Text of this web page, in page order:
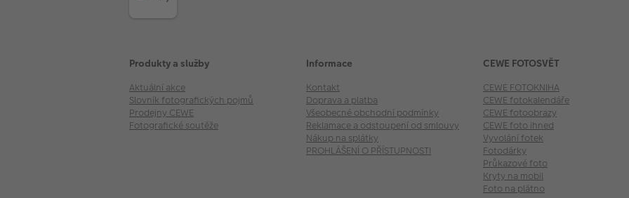
Produkty a služby
Aktuální akce
Slovník fotografických pojmů
Prodejny CEWE
Fotografické soutěže
Informace
Kontakt
Doprava a platba
Všeobecné obchodní podmínky
Reklamace a odstoupení od smlouvy
Nákup na splátky
PROHLÁŠENÍ O PŘÍSTUPNOSTI
CEWE FOTOSVĚT
CEWE FOTOKNIHA
CEWE fotokalendáře
CEWE fotoobrazy
CEWE foto ihned
Vyvolání fotek
Fotodárky
Průkazové foto
Kryty na mobil
Foto na plátno